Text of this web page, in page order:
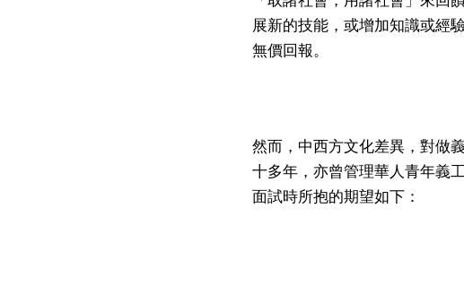
展新的技能，或增加知識或經
無價回報。
然而，中西方文化差異，對做
十多年，亦曾管理華人青年義
面試時所抱的期望如下：